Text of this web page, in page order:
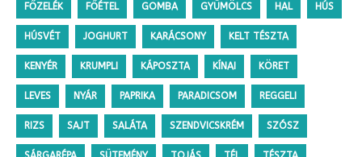
FŐZELÉK FŐÉTEL GOMBA GYÜMÖLCS HAL HÚS
HÚSVÉT JOGHURT KARÁCSONY KELT TÉSZTA
KENYÉR KRUMPLI KÁPOSZTA KÍNAI KÖRET
LEVES NYÁR PAPRIKA PARADICSOM REGGELI
RIZS SAJT SALÁTA SZENDVICSKRÉM SZÓSZ